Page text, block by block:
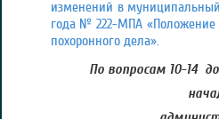
изменений в муниципальный
года № 222-МПА «Положение
похоронного дела».
По вопросам 10-14